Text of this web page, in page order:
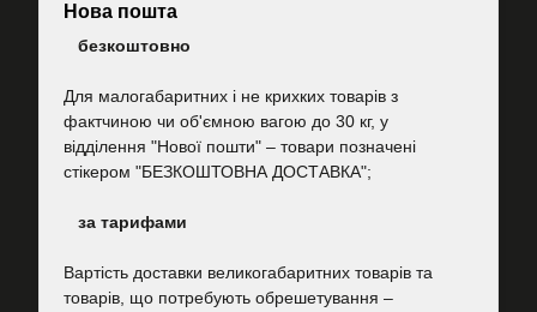
Нова пошта
безкоштовно
Для малогабаритних і не крихких товарів з
фактчиною чи об'ємною вагою до 30 кг, у
відділення "Нової пошти" – товари позначені
стікером "БЕЗКОШТОВНА ДОСТАВКА";
за тарифами
Вартість доставки великогабаритних товарів та
товарів, що потребують обрешетування –